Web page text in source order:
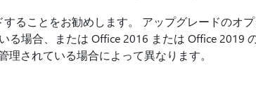
ることをお勧めします。 アップグレードのオプ
る場合、または Office 2016 または Office 2019
理されている場合によって異なります。